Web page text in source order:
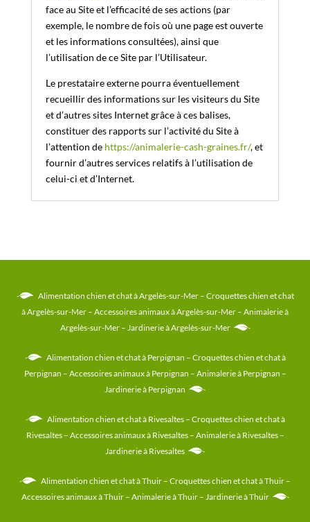
face au Site et l’efficacité de ses actions (par
exemple, le nombre de fois où une page est ouverte
et les informations consultées), ainsi que
l’utilisation de ce Site par l’Utilisateur.
Le prestataire externe pourra éventuellement
recueillir des informations sur les visiteurs du Site
et d’autres sites Internet grâce à ces balises,
constituer des rapports sur l’activité du Site à
l’attention de https://animalerie-cash-graines.fr/, et
fournir d’autres services relatifs à l’utilisation de
celui-ci et d’Internet.
Alimentation chien et chat à Argelès-sur-Mer– Croquettes chien et chat
à Argelès-sur-Mer – Accessoires animaux à Argelès-sur-Mer – Animalerie à
Argelès-sur-Mer– Jardinerie à Argelès-sur-Mer
Alimentation chien et chat à Perpignan – Croquettes chien et chat à
Perpignan – Accessoires animaux à Perpignan – Animalerie à Perpignan –
Jardinerie à Perpignan
Alimentation chien et chat à Rivesaltes– Croquettes chien et chat à
Rivesaltes– Accessoires animaux à Rivesaltes– Animalerie à Rivesaltes–
Jardinerie à Rivesaltes
Alimentation chien et chat à Thuir – Croquettes chien et chat à Thuir –
Accessoires animaux à Thuir– Animalerie à Thuir– Jardinerie à Thuir